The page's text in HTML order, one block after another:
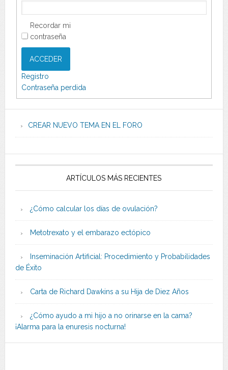
Recordar mi
contraseña
ACCEDER
Registro
Contraseña perdida
CREAR NUEVO TEMA EN EL FORO
ARTÍCULOS MÁS RECIENTES
¿Cómo calcular los días de ovulación?
Metotrexato y el embarazo ectópico
Inseminación Artificial: Procedimiento y Probabilidades
de Éxito
Carta de Richard Dawkins a su Hija de Diez Años
¿Cómo ayudo a mi hijo a no orinarse en la cama?
¡Alarma para la enuresis nocturna!